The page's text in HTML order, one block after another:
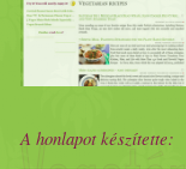
A honlapot készítette: